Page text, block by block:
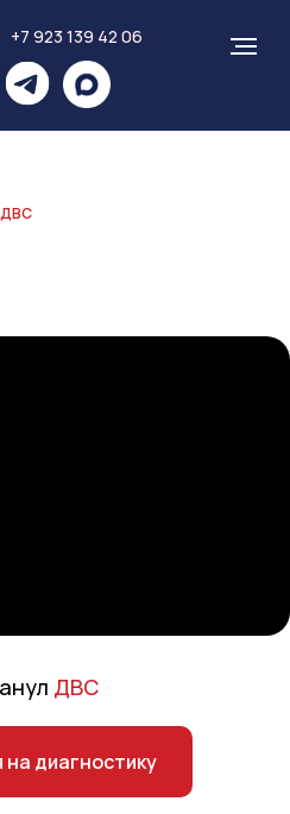
+7 923 139 42 06
ДВС
ДВС
на диагностику